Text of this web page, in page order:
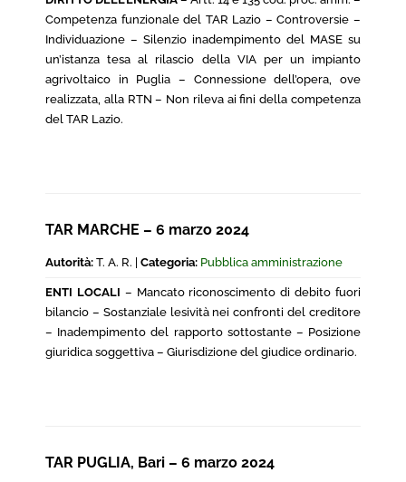
Competenza funzionale del TAR Lazio – Controversie –
Individuazione – Silenzio inadempimento del MASE su
un’istanza tesa al rilascio della VIA per un impianto
agrivoltaico in Puglia – Connessione dell’opera, ove
realizzata, alla RTN – Non rileva ai fini della competenza
del TAR Lazio.
TAR MARCHE – 6 marzo 2024
Autorità: T. A. R. | Categoria: Pubblica amministrazione
ENTI LOCALI – Mancato riconoscimento di debito fuori
bilancio – Sostanziale lesività nei confronti del creditore
– Inadempimento del rapporto sottostante – Posizione
giuridica soggettiva – Giurisdizione del giudice ordinario.
TAR PUGLIA, Bari – 6 marzo 2024